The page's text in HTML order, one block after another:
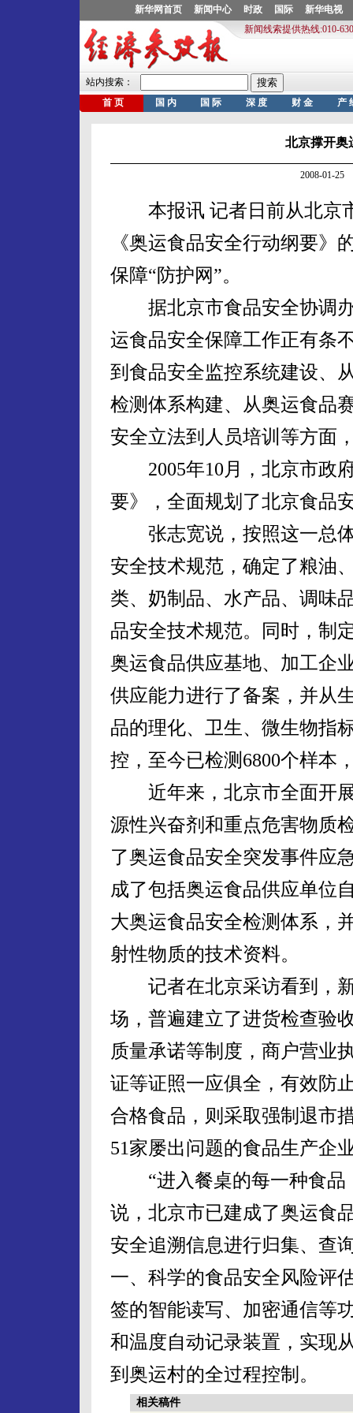
北京撑开奥
2008-01-25
本报讯 记者日前从北京
《奥运食品安全行动纲要》
保障“防护网”。
据北京市食品安全协调办
运食品安全保障工作正有条
到食品安全监控系统建设、
检测体系构建、从奥运食品
安全立法到人员培训等方面
2005年10月，北京市政
要》，全面规划了北京食品
张志宽说，按照这一总体
安全技术规范，确定了粮油
类、奶制品、水产品、调味
品安全技术规范。同时，制
奥运食品供应基地、加工企
供应能力进行了备案，并从
品的理化、卫生、微生物指
控，至今已检测6800个样本
近年来，北京市全面开展
源性兴奋剂和重点危害物质
了奥运食品安全突发事件应
成了包括奥运食品供应单位
大奥运食品安全检测体系，
射性物质的技术资料。
记者在北京采访看到，新
场，普遍建立了进货检查验
质量承诺等制度，商户营业
证等证照一应俱全，有效防
合格食品，则采取强制退市
51家屡出问题的食品生产企
“进入餐桌的每一种食品
说，北京市已建成了奥运食
安全追溯信息进行归集、查
一、科学的食品安全风险评
签的智能读写、加密通信等
和温度自动记录装置，实现
到奥运村的全过程控制。
相关稿件